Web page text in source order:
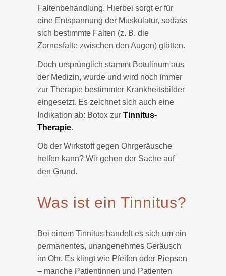
Faltenbehandlung. Hierbei sorgt er für
eine Entspannung der Muskulatur, sodass
sich bestimmte Falten (z. B. die
Zornesfalte zwischen den Augen) glätten.
Doch ursprünglich stammt Botulinum aus
der Medizin, wurde und wird noch immer
zur Therapie bestimmter Krankheitsbilder
eingesetzt. Es zeichnet sich auch eine
Indikation ab: Botox zur Tinnitus-
Therapie.
Ob der Wirkstoff gegen Ohrgeräusche
helfen kann? Wir gehen der Sache auf
den Grund.
Was ist ein Tinnitus?
Bei einem Tinnitus handelt es sich um ein
permanentes, unangenehmes Geräusch
im Ohr. Es klingt wie Pfeifen oder Piepsen
– manche Patientinnen und Patienten